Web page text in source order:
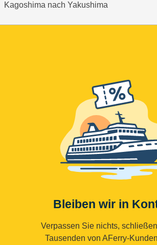
Kagoshima nach Yakushima
Bleiben wir in
Verpassen Sie nichts,
Tausenden von AFerry-